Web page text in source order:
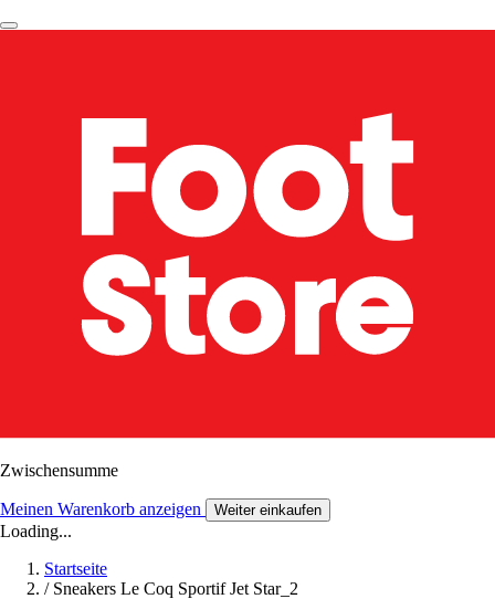
Zwischensumme
Meinen Warenkorb anzeigen Weiter einkaufen
Loading...
Startseite
/ Sneakers Le Coq Sportif Jet Star_2